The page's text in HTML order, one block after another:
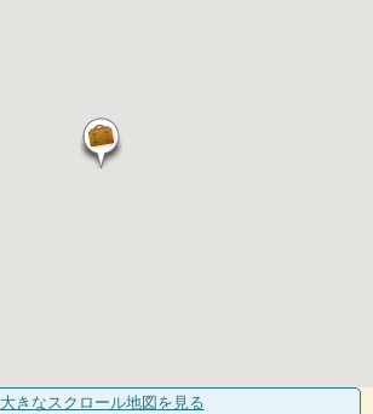
大きなスクロール地図 を見る